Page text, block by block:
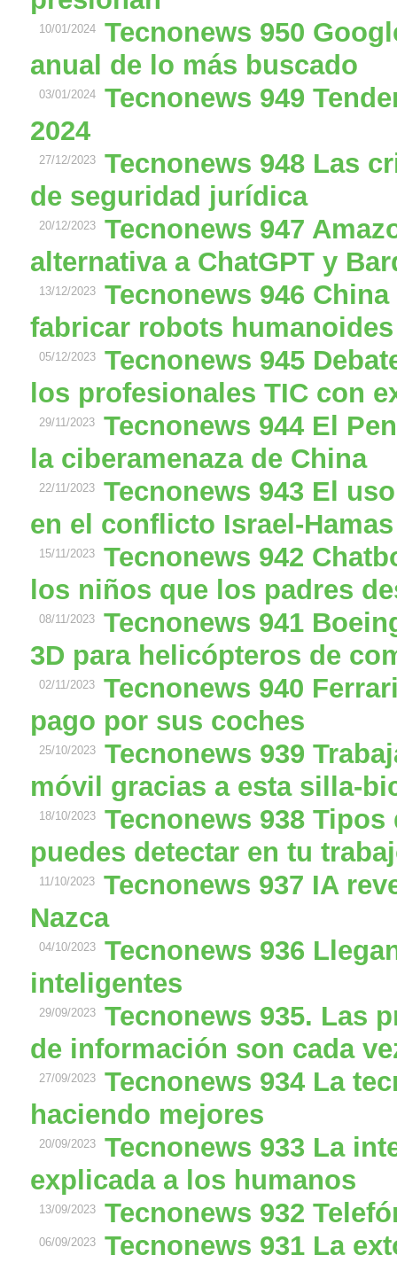
10/01/2024
Tecnonews 950
anual de lo más buscado
03/01/2024
Tecnonews 949
2024
27/12/2023
Tecnonews 948 Las
de seguridad jurídica
20/12/2023
Tecnonews 947
alternativa a ChatGPT y
13/12/2023
Tecnonews 946
fabricar robots humanoides
05/12/2023
Tecnonews 945
los profesionales TIC con
29/11/2023
Tecnonews 944 El
la ciberamenaza de China
22/11/2023
Tecnonews 943 El
en el conflicto Israel-Hamas
15/11/2023
Tecnonews 942
los niños que los padres
08/11/2023
Tecnonews 941
3D para helicópteros de
02/11/2023
Tecnonews 940
pago por sus coches
25/10/2023
Tecnonews 939
móvil gracias a esta silla-
18/10/2023
Tecnonews 938
puedes detectar en tu
11/10/2023
Tecnonews 937 IA
Nazca
04/10/2023
Tecnonews 936
inteligentes
29/09/2023
Tecnonews 935. Las
de información son cada
27/09/2023
Tecnonews 934 La
haciendo mejores
20/09/2023
Tecnonews 933 La
explicada a los humanos
13/09/2023 Tecnonews 932
06/09/2023
Tecnonews 931 La